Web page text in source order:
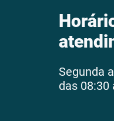
Segunda
das 08:30